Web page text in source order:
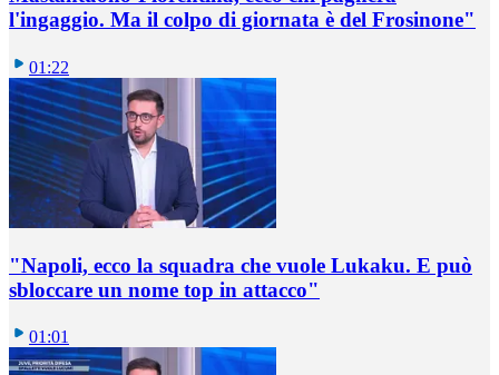
l'ingaggio. Ma il colpo di giornata è del Frosinone"
01:22
"Napoli, ecco la squadra che vuole Lukaku. E può
sbloccare un nome top in attacco"
01:01